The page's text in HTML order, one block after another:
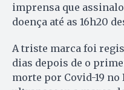
imprensa que
doença até as 16h20
A triste marca foi
dias depois de o
morte por Covid-19